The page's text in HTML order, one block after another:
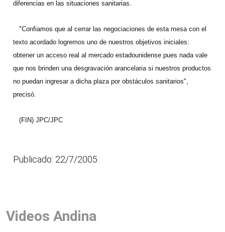
diferencias en las situaciones sanitarias.
"Confiamos que al cerrar las negociaciones de esta mesa con el
texto acordado logremos uno de nuestros objetivos iniciales:
obtener un acceso real al mercado estadounidense pues nada vale
que nos brinden una desgravación arancelaria si nuestros productos
no puedan ingresar a dicha plaza por obstáculos sanitarios",
precisó.
(FIN) JPC/JPC
Publicado: 22/7/2005
Videos Andina